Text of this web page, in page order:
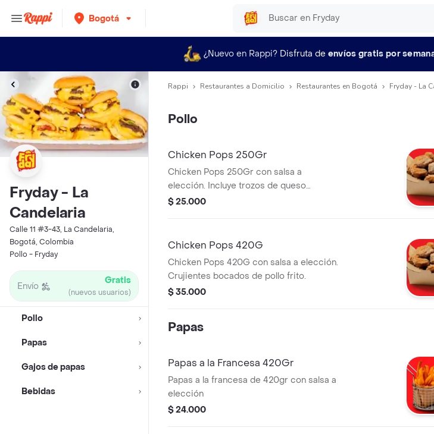
Bogotá
¿Nuevo en Rappi? Disfruta de envíos gratis por
Fryday - La
Candelaria
Calle 11 #3-43, La Candelaria,
Bogotá, Colombia
Pollo - Fryday
Envío Gratis
(nuevos usuarios)
Pollo
Papas
Gajos de papas
Bebidas
Rappi Restaurantes a Domicilio Restaurantes en Bogotá Fryday - La
Pollo
Chicken Pops 250Gr
Chicken Pops 250Gr con salsa a
elección. Incluye trozos de queso
visibles.
$ 25.000
Chicken Pops 420G
Chicken Pops 420G con salsa a elección.
Crujientes bocados de pollo frito.
$ 35.000
Papas
Papas a la Francesa 420Gr
Papas a la francesa de 420gr con salsa a
elección
$ 24.000